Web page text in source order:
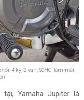
4 kỳ, 2 van, SOHC, làm mát
Yamaha Jupiter là